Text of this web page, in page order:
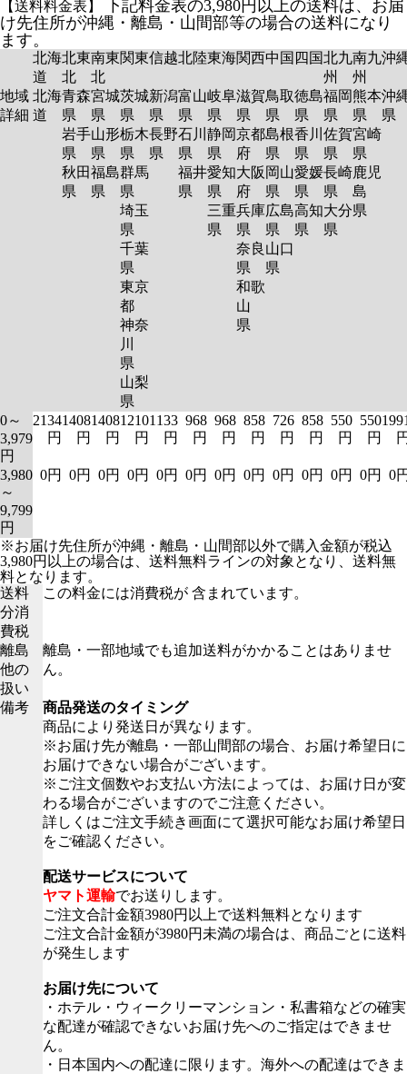
【送料料金表】
下記料金表の3,980円以上の送料は、お届
け先住所が沖縄・離島・山間部等の場合の送料になり
ます。
北海
道
北東
北
南東
北
関東信越北陸東海関西中国 四国北九
州
南九
州
沖
地域
詳細
北海
道
青森
県
岩手
県
秋田
県
宮城
県
山形
県
福島
県
茨城
県
栃木
県
群馬
県
埼玉
県
千葉
県
東京
都
神奈
川
県
山梨
県
新潟
県
長野
県
富山
県
石川
県
福井
県
岐阜
県
静岡
県
愛知
県
三重
県
滋賀
県
京都
府
大阪
府
兵庫
県
奈良
県
和歌
山
県
鳥取
県
島根
県
岡山
県
広島
県
山口
県
徳島
県
香川
県
愛媛
県
高知
県
福岡
県
佐賀
県
長崎
県
大分
県
熊本
県
宮崎
県
鹿児
島
県
沖
0～
3,979
円
2134
円
1408
円
1408
円
1210
円
1133
円
968
円
968
円
858
円
726
円
858
円
550
円
550
円
3,980
～
9,799
円
0円 0円 0円 0円 0円 0円 0円 0円 0円 0円 0円 0円 0
※お届け先住所が沖縄・離島・山間部以外で購入金額が税込
3,980円以上の場合は、送料無料ラインの対象となり、送料無
料となります。
送料
分消
費税
この料金には消費税が 含まれています。
離島
他の
扱い
離島・一部地域でも追加送料がかかることはありませ
ん。
備考
商品発送のタイミング
商品により発送日が異なります。
※お届け先が離島・一部山間部の場合、お届け希望日に
お届けできない場合がございます。
※ご注文個数やお支払い方法によっては、お届け日が変
わる場合がございますのでご注意ください。
詳しくはご注文手続き画面にて選択可能なお届け希望日
をご確認ください。
配送サービスについて
ヤマト運輸でお送りします。
ご注文合計金額3980円以上で送料無料となります
ご注文合計金額が3980円未満の場合は、商品ごとに送料
が発生します
お届け先について
・ホテル・ウィークリーマンション・私書箱などの確実
な配達が確認できないお届け先へのご指定はできませ
ん。
・日本国内への配達に限ります。海外への配達はできま